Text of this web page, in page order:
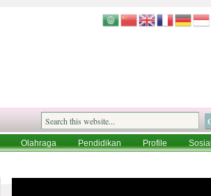
Olahraga Pendidikan Profile
Sosial